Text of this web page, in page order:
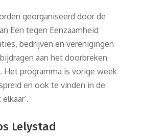
georganiseerd door de
Een tegen Eenzaamheid
bedrijven en verenigingen
aan het doorbreken
Het programma is vorige week
en ook te vinden in de
elkaar’.
Lelystad